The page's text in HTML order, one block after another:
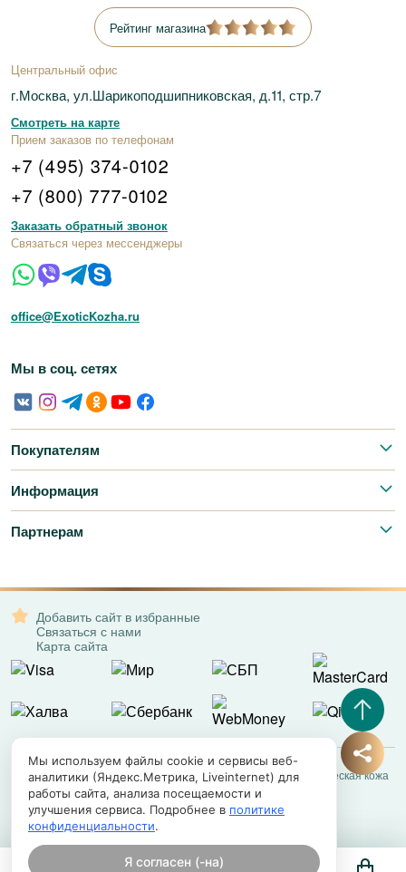
Рейтинг магазина
Центральный офис
г.Москва, ул.Шарикоподшипниковская, д.11, стр.7
Смотреть на карте
Прием заказов по телефонам
+7 (495) 374-0102
+7 (800) 777-0102
Заказать обратный звонок
Связаться через мессенджеры
office@ExoticKozha.ru
Мы в соц. сетях
Покупателям
Информация
Партнерам
Добавить сайт в избранные
Связаться с нами
Карта сайта
Все права защищены. © 2008-2026 – Exotic Leather | Экзотическая кожа
Мы используем файлы cookie и сервисы веб-
аналитики (Яндекс.Метрика, Liveinternet) для
работы сайта, анализа посещаемости и
улучшения сервиса. Подробнее в политике
конфиденциальности.
Я согласен (-на)